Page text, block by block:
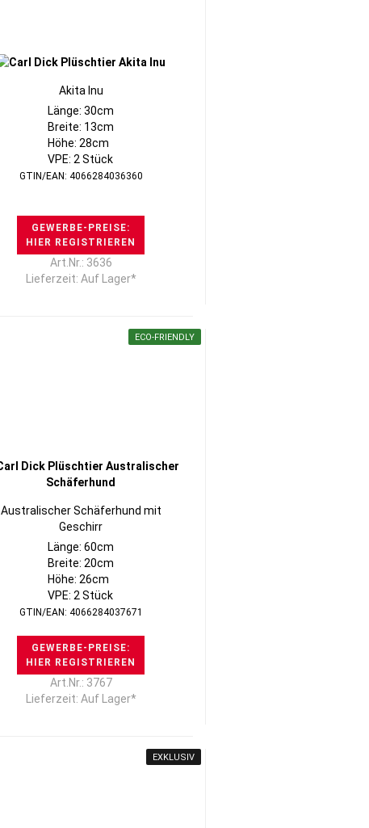
Akita Inu
Länge: 30cm
Breite: 13cm
Höhe: 28cm
VPE: 2 Stück
GTIN/EAN: 4066284036360
GEWERBE-PREISE:
HIER REGISTRIEREN
Art.Nr.: 3636
Lieferzeit: Auf Lager*
ECO-FRIENDLY
Australischer Schäferhund mit
Geschirr
Länge: 60cm
Breite: 20cm
Höhe: 26cm
VPE: 2 Stück
GTIN/EAN: 4066284037671
GEWERBE-PREISE:
HIER REGISTRIEREN
Art.Nr.: 3767
Lieferzeit: Auf Lager*
EXKLUSIV